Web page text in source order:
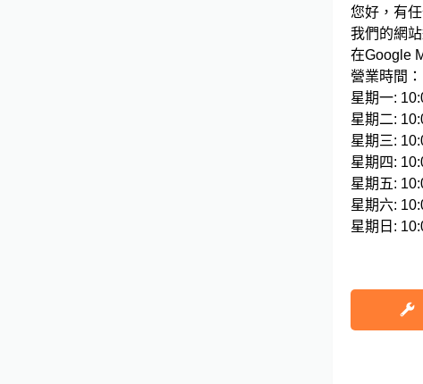
您好，有
我們的網
在Google
營業時間：
星期一:
星期二:
星期三:
星期四:
星期五:
星期六: